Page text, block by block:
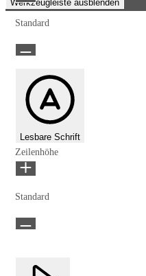
Werkzeugleiste ausblenden
Standard
Lesbare Schrift
Zeilenhöhe
Standard